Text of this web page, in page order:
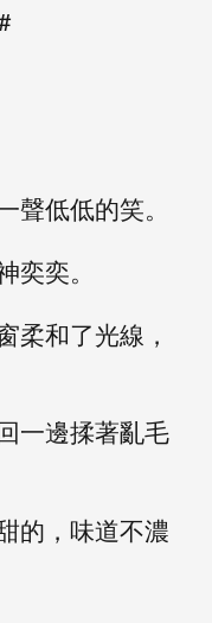
低低的笑。
奕。
柔和了光線，
一邊揉著亂毛
的，味道不濃